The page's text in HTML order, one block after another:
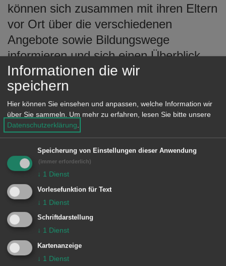
können sich zusammen mit ihren Eltern
vor Ort über die verschiedenen
Angebote sowie Bildungswege
informieren und sich einen Überblick
über die vielfältige Aalener
Schullandschaft verschaffen.
Die Termine der
Informationsveranstaltungen sowie
Informationen zu den einzelnen
Schulen in Aalen sind unter folgendem
Link
zusammengefasst:
hrende-schulen
Eine Broschüre, in der sich die
weiterführenden Schulen in Aalen
vorstellen, steht außerdem auf dieser
Informationen die wir
speichern
Hier können Sie einsehen und anpassen, welche Information wir
über Sie sammeln.
Um mehr zu erfahren, lesen Sie bitte unsere
Datenschutzerklärung
Speicherung von Einstellungen dieser Anwendung
(immer erforderlich)
↓ 1 Dienst
Vorlesefunktion für Text
↓ 1 Dienst
Schriftdarstellung
↓ 1 Dienst
Kartenanzeige
↓ 1 Dienst